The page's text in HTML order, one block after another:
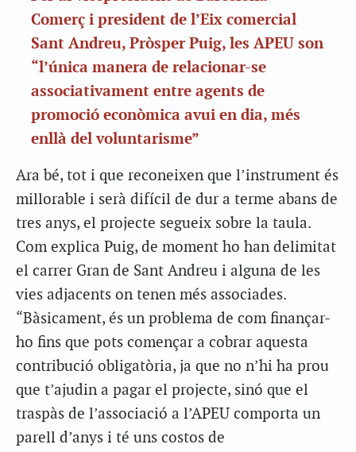
Comerç i president de l’Eix comercial
Sant Andreu, Pròsper Puig, les APEU son
“l’única manera de relacionar-se
associativament entre agents de
promoció econòmica avui en dia, més
enllà del voluntarisme”
Ara bé, tot i que reconeixen que l’instrument és
millorable i serà difícil de dur a terme abans de
tres anys, el projecte segueix sobre la taula.
Com explica Puig, de moment ho han delimitat
el carrer Gran de Sant Andreu i alguna de les
vies adjacents on tenen més associades.
“Bàsicament, és un problema de com finançar-
ho fins que pots començar a cobrar aquesta
contribució obligatòria, ja que no n’hi ha prou
que t’ajudin a pagar el projecte, sinó que el
traspàs de l’associació a l’APEU comporta un
parell d’anys i té uns costos de